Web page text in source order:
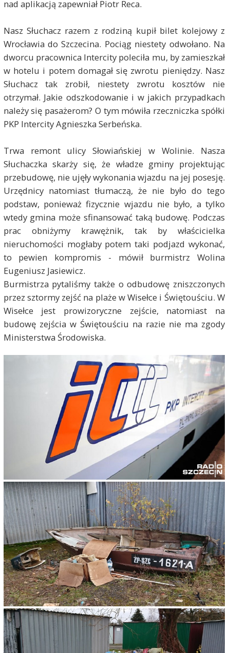
nad aplikacją zapewniał Piotr Reca.
Nasz Słuchacz razem z rodziną kupił bilet kolejowy z
Wrocławia do Szczecina. Pociąg niestety odwołano. Na
dworcu pracownica Intercity poleciła mu, by zamieszkał
w hotelu i potem domagał się zwrotu pieniędzy. Nasz
Słuchacz tak zrobił, niestety zwrotu kosztów nie
otrzymał. Jakie odszkodowanie i w jakich przypadkach
należy się pasażerom? O tym mówiła rzeczniczka spółki
PKP Intercity Agnieszka Serbeńska.
Trwa remont ulicy Słowiańskiej w Wolinie. Nasza
Słuchaczka skarży się, że władze gminy projektując
przebudowę, nie ujęły wykonania wjazdu na jej posesję.
Urzędnicy natomiast tłumaczą, że nie było do tego
podstaw, ponieważ fizycznie wjazdu nie było, a tylko
wtedy gmina może sfinansować taką budowę. Podczas
prac obniżymy krawężnik, tak by właścicielka
nieruchomości mogłaby potem taki podjazd wykonać,
to pewien kompromis - mówił burmistrz Wolina
Eugeniusz Jasiewicz.
Burmistrza pytaliśmy także o odbudowę zniszczonych
przez sztormy zejść na plaże w Wisełce i Świętouściu. W
Wisełce jest prowizoryczne zejście, natomiast na
budowę zejścia w Świętouściu na razie nie ma zgody
Ministerstwa Środowiska.